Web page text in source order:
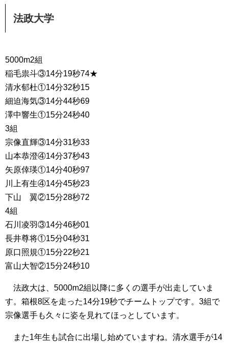
法政大学
5000m2組
稲毛祟斗③14分19秒74★
清水郁杜①14分32秒15
細迫海気③14分44秒69
澤中響生①15分24秒40
3組
宗像直輝③14分31秒33
山本恭澄④14分37秒43
矢原倖瑛①14分40秒97
川上有生④14分45秒23
下山 翼②15分28秒72
4組
石川凌羽③14分46秒01
長井尊将①15分04秒31
原口照規①15分22秒21
富山大智②15分24秒10
法政大は、5000m2組以降に多くの選手が出走していま
す。箱根8区を走った14分19秒でチームトップです。3組で
宗像選手も久々に姿を見れてほっとしています。
また1年生も試合に出場し始めていますね。清水選手が14